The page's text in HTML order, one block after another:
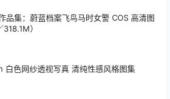
品集：蔚蓝档案飞鸟马时女警 COS 高清图
）
白色网纱透视写真 清纯性感风格图集